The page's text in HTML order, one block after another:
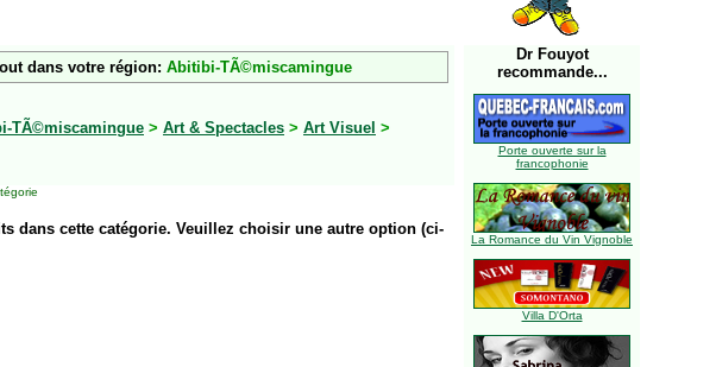
dans votre région: Abitibi-TÃ©miscamingue
TÃ©miscamingue > Art & Spectacles > Art Visuel >
dans cette catégorie. Veuillez choisir une autre option (ci-
Dr Fouyot
recommande...
Porte ouverte sur la
francophonie
La Romance du Vin Vignoble
Villa D'Orta